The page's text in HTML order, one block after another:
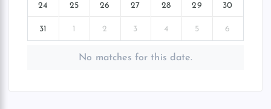
24 25 26 27 28 29 30
31 1 2 3 4 5 6
No matches for this date.